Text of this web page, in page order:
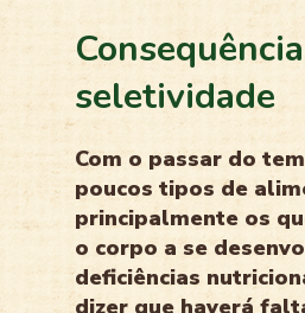
seletividade
Com o passar do
poucos tipos de
principalmente os
o corpo a se
deficiências